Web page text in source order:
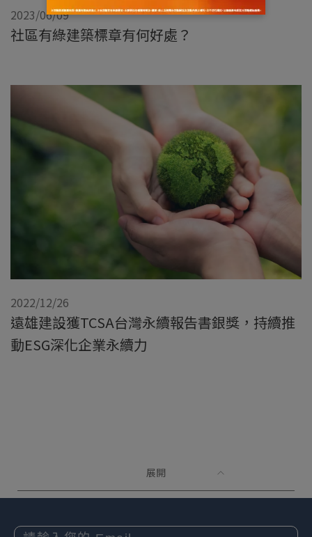
2023/06/09
社區有綠建築標章有何好處？
2022/12/26
遠雄建設獲TCSA台灣永續報告書銀獎，持續推
動ESG深化企業永續力
展開